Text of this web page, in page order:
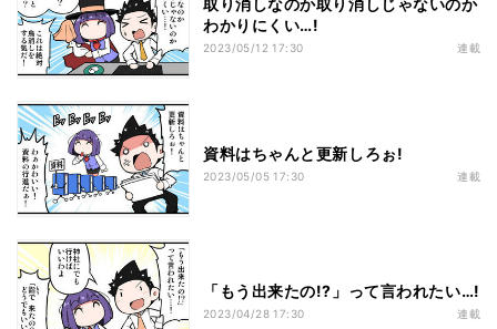
取り消しなのか取り消しじゃないのか
わかりにくい…!
2023/05/12 17:30 連載
資料はちゃんと更新しろぉ!
2023/05/05 17:30 連載
「もう出来たの!?」って言われたい…!
2023/04/28 17:30 連載